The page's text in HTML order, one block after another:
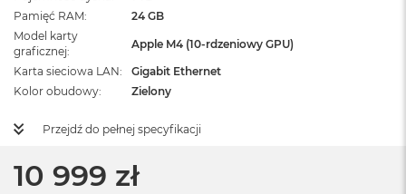
Pamięć RAM
24 GB
Model karty
graficznej
Apple M4 (10-rdzeniowy GPU)
Karta sieciowa LAN
Gigabit Ethernet
Kolor obudowy
Zielony
Przejdź do pełnej specyfikacji
10 999 zł